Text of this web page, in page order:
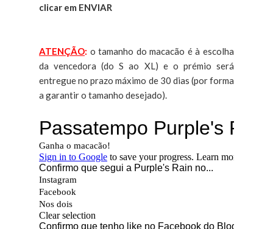
clicar em ENVIAR
ATENÇÃO: o tamanho do macacão é à escolha
da vencedora (do S ao XL) e o prémio será
entregue no prazo máximo de 30 dias (por forma
a garantir o tamanho desejado).